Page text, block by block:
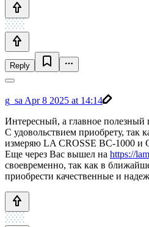
Reply
g_sa Apr 8 2025 at 14:14
Интересный, а главное полезный
С удовольствием приобрету, так
измеряю LA CROSSE BC-1000 и
Еще через Вас вышел на https://
своевременно, так как в
приобрести качественные и